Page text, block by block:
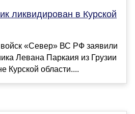
ликвидирован в Курской
«Север» ВС РФ заявили
Левана Паркаия из Грузии
Курской области....